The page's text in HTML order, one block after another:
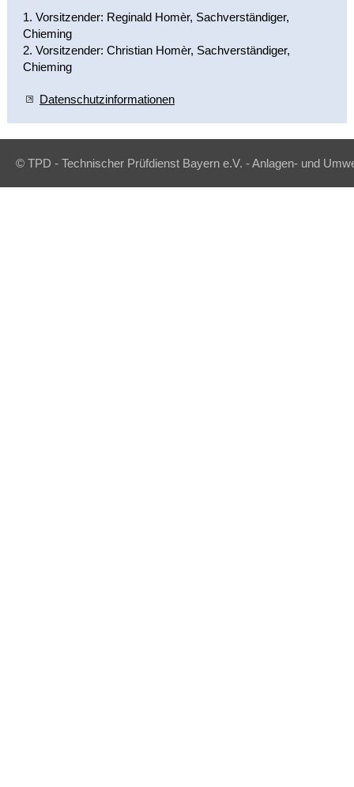
1. Vorsitzender: Reginald Homèr, Sachverständiger,
Chieming
2. Vorsitzender: Christian Homèr, Sachverständiger,
Chieming
Datenschutzinformationen
© TPD - Technischer Prüfdienst Bayern e.V. - Anlagen- und